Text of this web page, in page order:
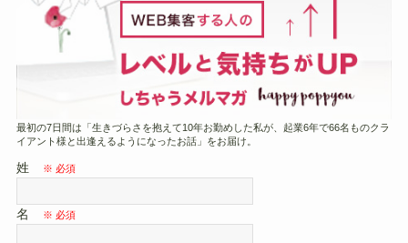
最初の7日間は「生きづらさを抱えて10年お勤めした私が、起業6年で66名ものクラ
イアント様と出逢えるようになったお話」をお届け。
姓
名